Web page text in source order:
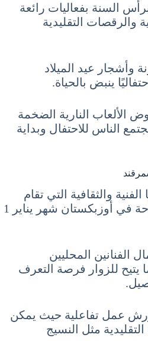
السنة بفعاليات رائعة
التقليدية
وأشجار عيد الميلاد
ينبض بالحياة.
الألعاب النارية الضخمة
الناس للاحتفال وبداية
والثقافية التي تقام
بالتزامن مع موسم السياحة في أوزبكستان شهر يناير 1
المحليين
يتيح للزوار فرصة التعرف
ورش عمل تفاعلية حيث يمكن
مثل النسيج